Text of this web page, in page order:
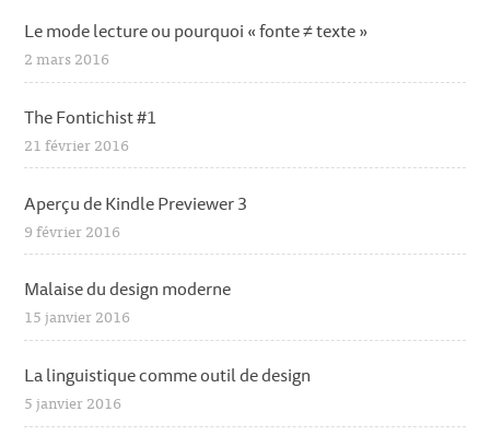
Le mode lecture ou pourquoi « fonte ≠ texte »
2 mars 2016
The Fontichist #1
21 février 2016
Aperçu de Kindle Previewer 3
9 février 2016
Malaise du design moderne
15 janvier 2016
La linguistique comme outil de design
5 janvier 2016